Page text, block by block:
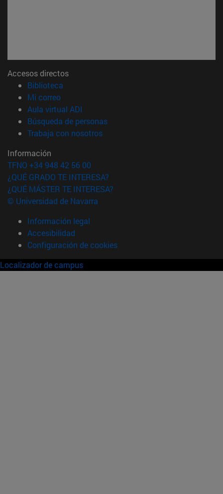
Accesos directos
Biblioteca
Mi correo(abre en nueva ventana)
Aula virtual ADI
Búsqueda de personas(abre en nueva ventana)
Trabaja con nosotros(abre en nueva ventana)
Información
TFNO +34 948 42 56 00
¿QUÉ GRADO TE INTERESA?
¿QUÉ MÁSTER TE INTERESA?
© Universidad de Navarra
Información legal
Accesibilidad
Configuración de cookies
Localizador de campus